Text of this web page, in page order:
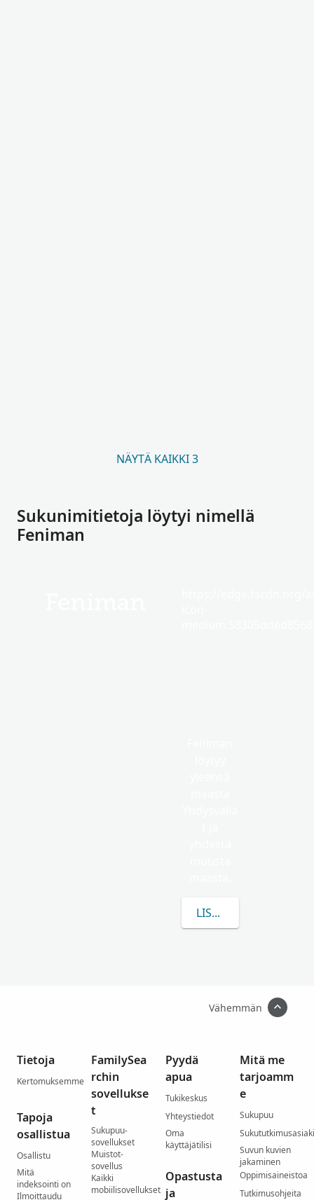
NÄYTÄ KAIKKI 3
Sukunimitietoja löytyi nimellä
Feniman
LISÄÄ TIETOA
Vähemmän
Tietoja
Kertomuksemme
Tapoja
osallistua
Osallistu
Mitä
indeksointi on
Ilmoittaudu
FamilySea
rchin
sovellukse
t
Sukupuu-
sovellukset
Muistot-
sovellus
Kaikki
mobiilisovellukset
Pyydä
apua
Tukikeskus
Yhteystiedot
Oma
käyttäjätilisi
Opastusta
ja
Mitä me
tarjoamm
e
Sukupuu
Suvun kuvien
jakaminen
Oppimisaineistoa
Tutkimusohjeita